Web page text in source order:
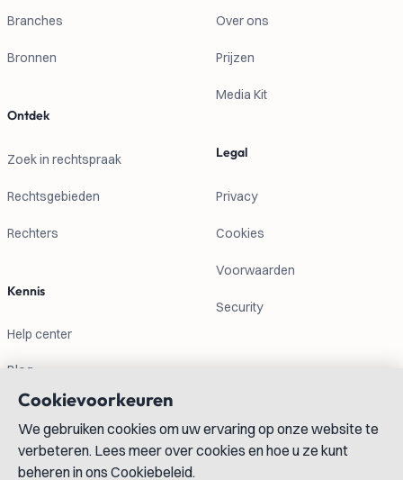
Branches
Bronnen
Ontdek
Zoek in rechtspraak
Rechtsgebieden
Rechters
Kennis
Help center
Blog
Over ons
Prijzen
Media Kit
Legal
Privacy
Cookies
Voorwaarden
Security
Contactgegevens
info@lexboost.com
Cookievoorkeuren
We gebruiken cookies om uw ervaring op onze website te
verbeteren. Lees meer over cookies en hoe u ze kunt
beheren in ons Cookiebeleid.